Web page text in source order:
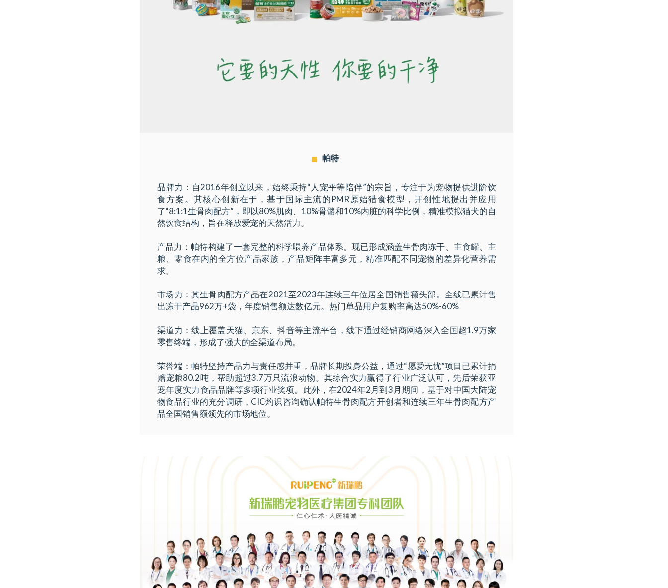
帕特
品牌力：自2016年创立以来，始终秉持“人宠平等陪伴”的宗旨，专注于为宠物提供进阶饮
食方案。其核心创新在于，基于国际主流的PMR原始猎食模型，开创性地提出并应用
了“8:1:1生骨肉配方”，即以80%肌肉、10%骨骼和10%内脏的科学比例，精准模拟猫犬的自
然饮食结构，旨在释放爱宠的天然活力。
产品力：帕特构建了一套完整的科学喂养产品体系。现已形成涵盖生骨肉冻干、主食罐、主
粮、零食在内的全方位产品家族，产品矩阵丰富多元，精准匹配不同宠物的差异化营养需
求。
市场力：其生骨肉配方产品在2021至2023年连续三年位居全国销售额头部。全线已累计售
出冻干产品962万+袋，年度销售额达数亿元。热门单品用户复购率高达50%-60%
渠道力：线上覆盖天猫、京东、抖音等主流平台，线下通过经销商网络深入全国超1.9万家
零售终端，形成了强大的全渠道布局。
荣誉端：帕特坚持产品力与责任感并重，品牌长期投身公益，通过“愿爱无忧”项目已累计捐
赠宠粮80.2吨，帮助超过3.7万只流浪动物。其综合实力赢得了行业广泛认可，先后荣获亚
宠年度实力食品品牌等多项行业奖项。此外，在2024年2月到3月期间，基于对中国大陆宠
物食品行业的充分调研，CIC灼识咨询确认帕特生骨肉配方开创者和连续三年生骨肉配方产
品全国销售额领先的市场地位。